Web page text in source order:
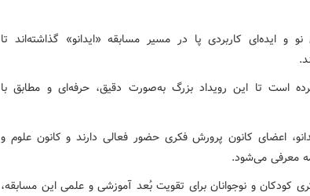
و ایده‌ای کاربردی پا در مسیر مسابقه «ایدانو» گذاشته‌اند تا
است تا این رویداد بزرگ به‌صورت دقیق، حرفه‌ای و مطابق با
اعضای کانون پرورش فکری حضور فعالی دارند و کانون علوم و
معرفی می‌شود.
و نوجوانان برای تقویت بُعد آموزشی و علمی این مسابقه،